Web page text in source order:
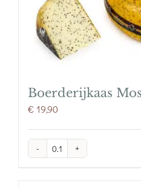
Boerderijkaas
€ 19,90
Boerderijkaas